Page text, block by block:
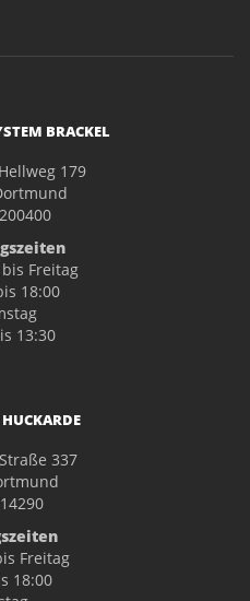
BRACKEL
179
Freitag
18:00
13:30
337
Freitag
18:00